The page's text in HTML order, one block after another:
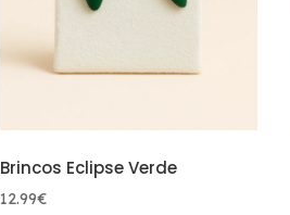
Brincos Eclipse Verde
12.99€